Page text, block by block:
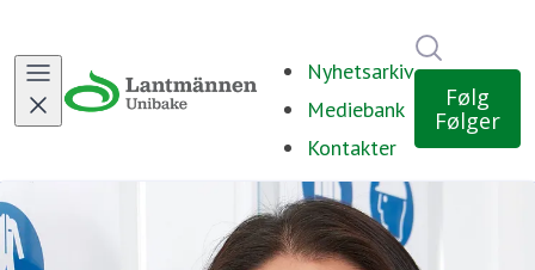
Nyhetsarkiv
Mediebank
Kontakter
Følg
Følger